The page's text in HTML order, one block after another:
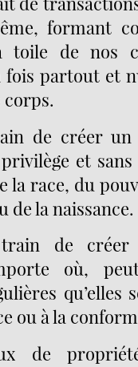
formant
toile de nos
fois partout et
corps.
de créer
et
la race, du
de la naissance.
de
où,
qu’elles
ou à la
de